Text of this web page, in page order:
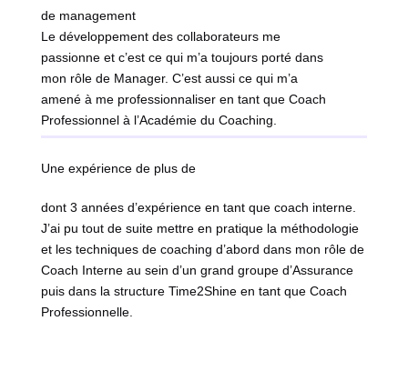
de management
Le développement des collaborateurs me
passionne et c’est ce qui m’a toujours porté dans
mon rôle de Manager. C’est aussi ce qui m’a
amené à me professionnaliser en tant que Coach
Professionnel à l’Académie du Coaching.
Une expérience de plus de
dont 3 années d’expérience en tant que coach interne.
J’ai pu tout de suite mettre en pratique la méthodologie
et les techniques de coaching d’abord dans mon rôle de
Coach Interne au sein d’un grand groupe d’Assurance
puis dans la structure Time2Shine en tant que Coach
Professionnelle.